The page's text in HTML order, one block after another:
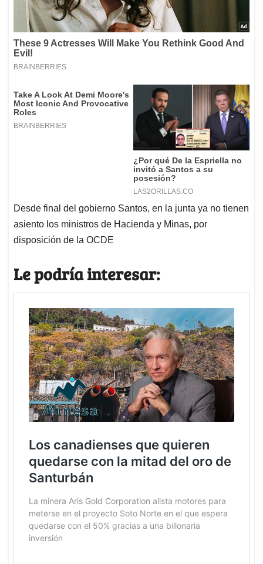
Desde final del gobierno Santos, en la junta ya no tienen
asiento los ministros de Hacienda y Minas, por
disposición de la OCDE
Le podría interesar: